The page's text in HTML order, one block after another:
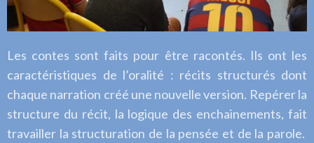
Les contes sont faits pour être racontés. Ils ont les
caractéristiques de l’oralité : récits structurés dont
chaque narration créé une nouvelle version. Repérer la
structure du récit, la logique des enchainements, fait
travailler la structuration de la pensée et de la parole.